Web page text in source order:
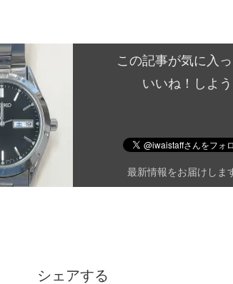
この記事が気に入
いいね！しよう
最新情報をお届けしま
シェアする